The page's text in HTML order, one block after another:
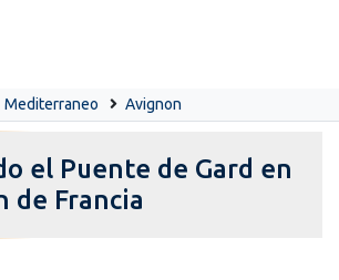
Mediterraneo Avignon
el Puente de Gard en
de Francia